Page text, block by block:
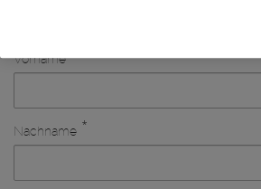
Vorname*
Nachname *